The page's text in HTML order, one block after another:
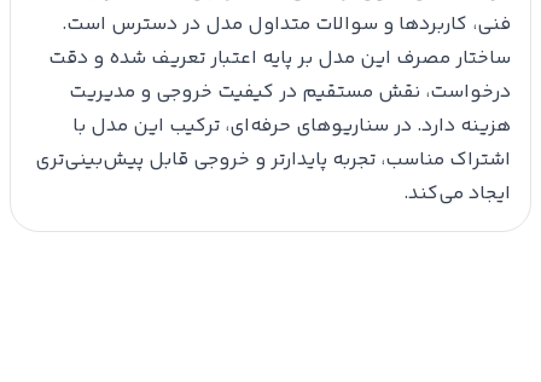
فنی، کاربردها و سوالات متداول مدل در دسترس است.
ساختار مصرف این مدل بر پایه اعتبار تعریف شده و دقت
درخواست، نقش مستقیم در کیفیت خروجی و مدیریت
هزینه دارد. در سناریوهای حرفه‌ای، ترکیب این مدل با
اشتراک مناسب، تجربه پایدارتر و خروجی قابل پیش‌بینی‌تری
ایجاد می‌کند.